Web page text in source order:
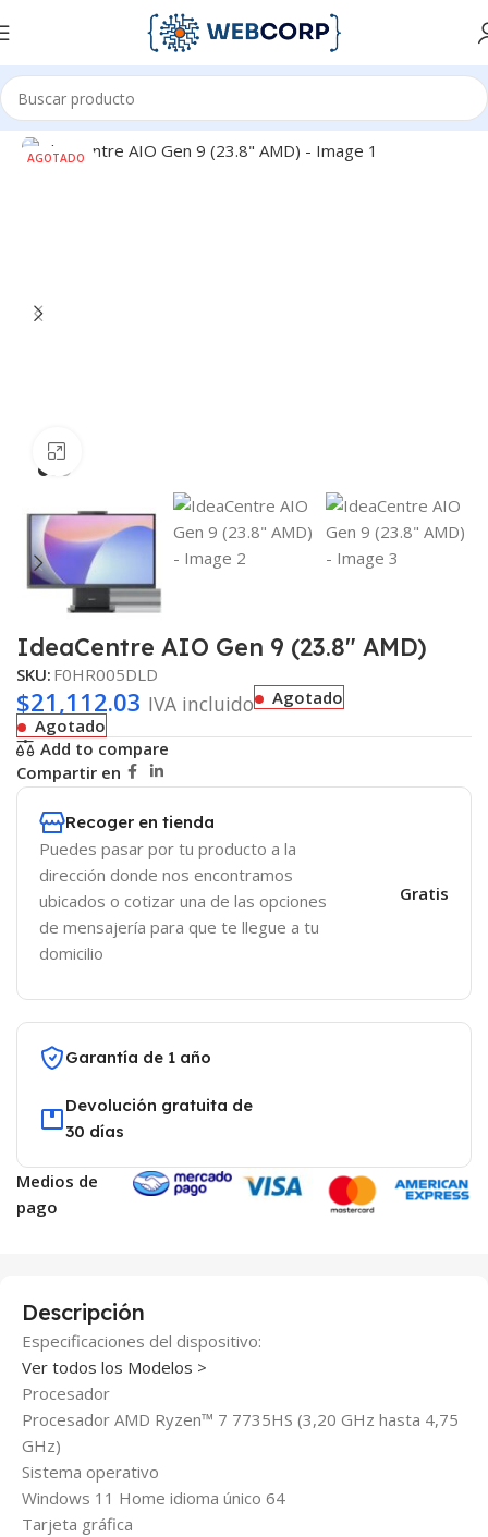
Inicio COMPUTO ALL IN ONE
AGOTADO
IdeaCentre AIO Gen 9 (23.8″ AMD)
SKU: F0HR005DLD
$21,112.03 IVA incluido
Agotado
Agotado
Add to compare
Compartir en
Recoger en tienda
Puedes pasar por tu producto a la
dirección donde nos encontramos
ubicados o cotizar una de las opciones
de mensajería para que te llegue a tu
domicilio
Gratis
Garantía de 1 año
Devolución gratuita de
30 días
Medios de
pago
Descripción
Especificaciones del dispositivo:
Ver todos los Modelos >
Procesador
Procesador AMD Ryzen™ 7 7735HS (3,20 GHz hasta 4,75
GHz)
Sistema operativo
Windows 11 Home idioma único 64
Tarjeta gráfica